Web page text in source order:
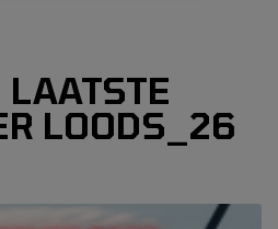
LAATSTE
LOODS_26